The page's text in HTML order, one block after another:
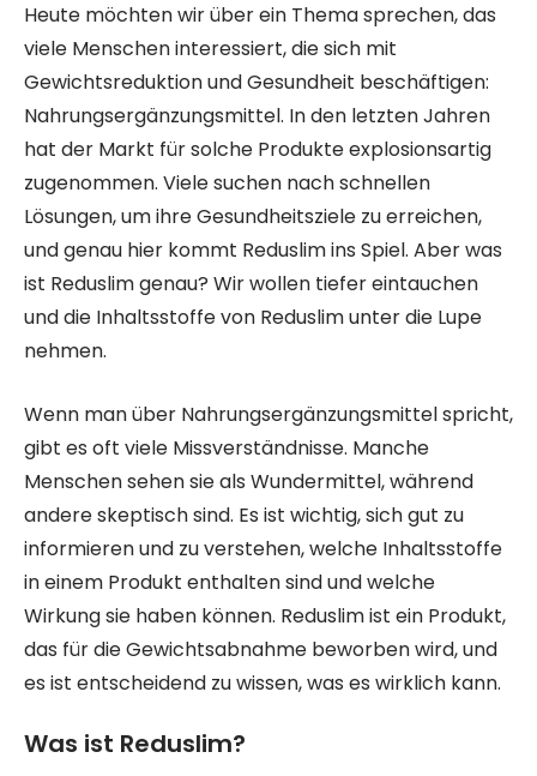
Heute möchten wir über ein Thema sprechen, das
viele Menschen interessiert, die sich mit
Gewichtsreduktion und Gesundheit beschäftigen:
Nahrungsergänzungsmittel. In den letzten Jahren
hat der Markt für solche Produkte explosionsartig
zugenommen. Viele suchen nach schnellen
Lösungen, um ihre Gesundheitsziele zu erreichen,
und genau hier kommt Reduslim ins Spiel. Aber was
ist Reduslim genau? Wir wollen tiefer eintauchen
und die Inhaltsstoffe von Reduslim unter die Lupe
nehmen.
Wenn man über Nahrungsergänzungsmittel spricht,
gibt es oft viele Missverständnisse. Manche
Menschen sehen sie als Wundermittel, während
andere skeptisch sind. Es ist wichtig, sich gut zu
informieren und zu verstehen, welche Inhaltsstoffe
in einem Produkt enthalten sind und welche
Wirkung sie haben können. Reduslim ist ein Produkt,
das für die Gewichtsabnahme beworben wird, und
es ist entscheidend zu wissen, was es wirklich kann.
Was ist Reduslim?